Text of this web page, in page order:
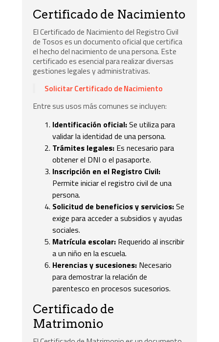
Certificado de Nacimiento
El Certificado de Nacimiento del Registro Civil
de Tosos es un documento oficial que certifica
el hecho del nacimiento de una persona. Este
certificado es esencial para realizar diversas
gestiones legales y administrativas.
Solicitar Certificado de Nacimiento
Entre sus usos más comunes se incluyen:
Identificación oficial:Se utiliza para
validar la identidad de una persona.
Trámites legales: Es necesario para
obtener el DNI o el pasaporte.
Inscripción en el Registro Civil:
Permite iniciar el registro civil de una
persona.
Solicitud de beneficios y servicios:Se
exige para acceder a subsidios y ayudas
sociales.
Matrícula escolar: Requerido al inscribir
a un niño en la escuela.
Herencias y sucesiones: Necesario
para demostrar la relación de
parentesco en procesos sucesorios.
Certificado de
Matrimonio